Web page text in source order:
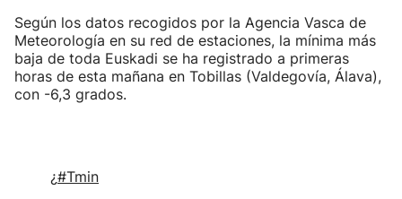
Según los datos recogidos por la Agencia Vasca de
Meteorología en su red de estaciones, la mínima más
baja de toda Euskadi se ha registrado a primeras
horas de esta mañana en Tobillas (Valdegovía, Álava),
con -6,3 grados.
¿#Tmin